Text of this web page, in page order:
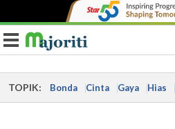
Toggle navigation
TOPIK: Bonda Cinta Gaya Hias